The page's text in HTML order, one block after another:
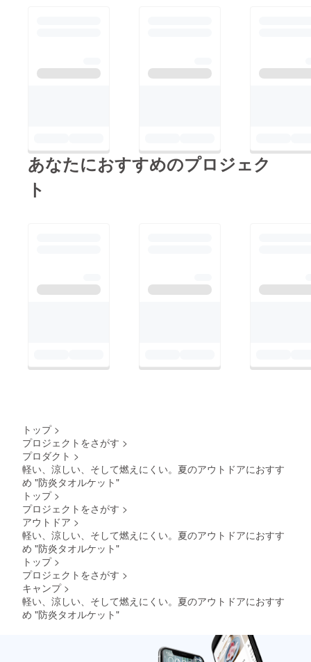
あなたにおすすめのプロジェク
ト
トップ >
プロジェクトをさがす >
プロダクト >
軽い、涼しい、そして燃えにくい。夏のアウトドアにおすす
め "防炎タオルケット"
トップ >
プロジェクトをさがす >
アウトドア >
軽い、涼しい、そして燃えにくい。夏のアウトドアにおすす
め "防炎タオルケット"
トップ >
プロジェクトをさがす >
キャンプ >
軽い、涼しい、そして燃えにくい。夏のアウトドアにおすす
め "防炎タオルケット"